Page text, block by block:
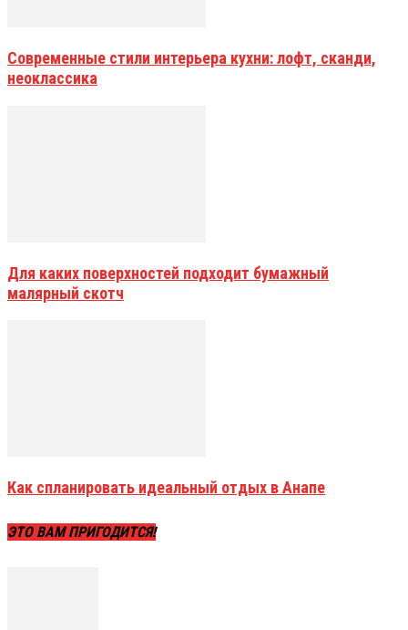
Современные стили интерьера кухни: лофт, сканди,
неоклассика
Для каких поверхностей подходит бумажный
малярный скотч
Как спланировать идеальный отдых в Анапе
ЭТО ВАМ ПРИГОДИТСЯ!